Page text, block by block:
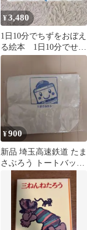
¥3,480
1日10分でちずをおぼえ
る絵本 1日10分でせか
いちずをおぼえる絵本
¥900
新品 埼玉高速鉄道 たま
さぶろう トートバッグ
エコバッグ